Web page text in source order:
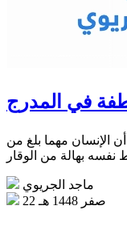
في المدرج
أن الإنسان مهما بلغ من
ماجد الجريوي
22 صفر 1448 هـ